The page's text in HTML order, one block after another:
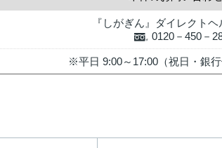
『しがぎん』ダイレクト
0120－450－
※平日 9:00～17:00（祝日・銀行